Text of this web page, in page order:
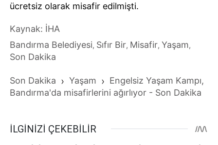
ücretsiz olarak misafir edilmişti.
Kaynak: İHA
Bandırma Belediyesi, Sıfır Bir, Misafir, Yaşam,
Son Dakika
Son Dakika › Yaşam › Engelsiz Yaşam Kampı,
Bandırma'da misafirlerini ağırlıyor - Son Dakika